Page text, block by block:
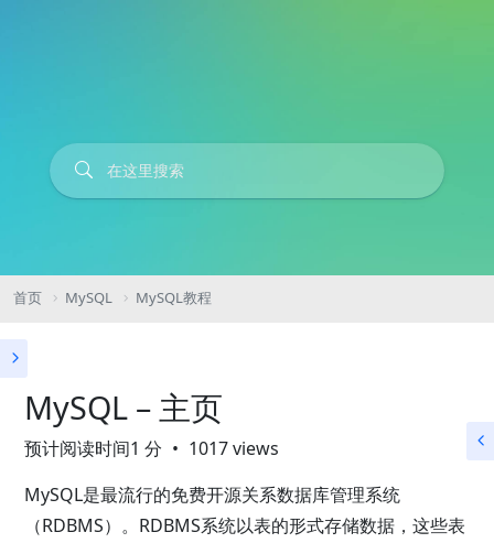
首页 MySQL MySQL教程
MySQL – 主页
预计阅读时间1 分
1017 views
MySQL是最流行的免费开源关系数据库管理系统
（RDBMS）。RDBMS系统以表的形式存储数据，这些表